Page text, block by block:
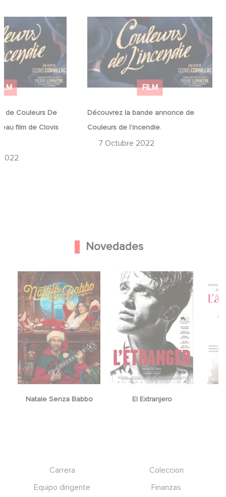
de Couleurs De
film de Clovis
de Couleurs De
film de Clovis
FILM
Découvrez la bande annonce de
Couleurs de l’incendie.
7 Octubre 2022
Découvrez la bande annonce de
Couleurs de l’incendie.
Novedades
Natale Senza Babbo El Extranjero
Carrera
Coleccion
Equipo dirigente
Finanzas